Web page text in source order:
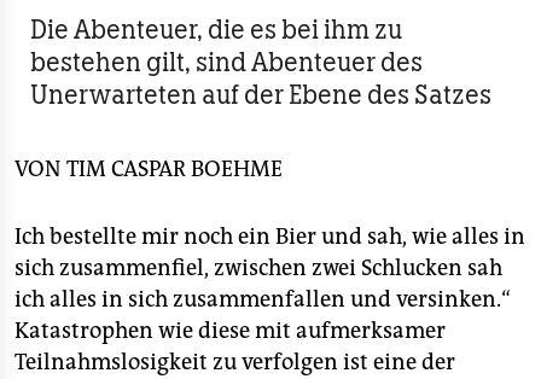
verlag
veranstaltungen
shop
fragen & hilfe
abo
genossenschaft
epaper login
Die Abenteuer, die es bei ihm zu
bestehen gilt, sind Abenteuer des
Unerwarteten auf der Ebene des Satzes
VON TIM CASPAR BOEHME
Ich bestellte mir noch ein Bier und sah, wie alles in
sich zusammenfiel, zwischen zwei Schlucken sah
ich alles in sich zusammenfallen und versinken.“
Katastrophen wie diese mit aufmerksamer
Teilnahmslosigkeit zu verfolgen ist eine der